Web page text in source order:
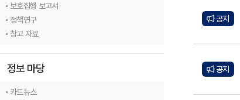
보호집행 보고서
정책연구
참고 자료
정보 마당
카드뉴스
공지
공지